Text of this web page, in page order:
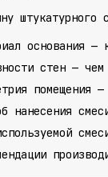
штукатурного
основания —
стен — чем
помещения —
нанесения